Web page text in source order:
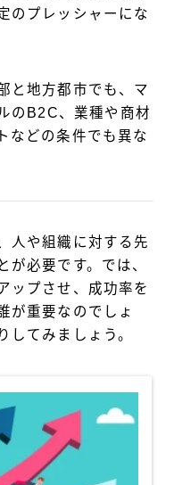
のプレッシャーにな
と地方都市でも、マ
のB2C、業種や商材
などの条件でも異な
人や組織に対する先
が必要です。では、
ップさせ、成功率を
が重要なのでしょ
してみましょう。